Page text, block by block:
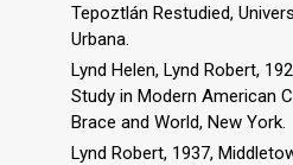
Tepoztlán Restudied,
Urbana.
Lynd Helen, Lynd Robert,
Study in Modern American
Brace and World, New York.
Lynd Robert, 1937,